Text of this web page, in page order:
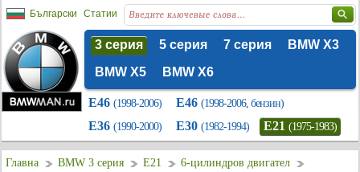
Български Статии
3 серия 5 серия 7 серия
BMW X3
BMW X5
BMW X6
E46 (1998-2006) E46 (1998-2006, бензин)
E36 (1990-2000) E30 (1982-1994) E21 (1975-1983)
Главна BMW 3 серия E21
6-цилиндров двигател